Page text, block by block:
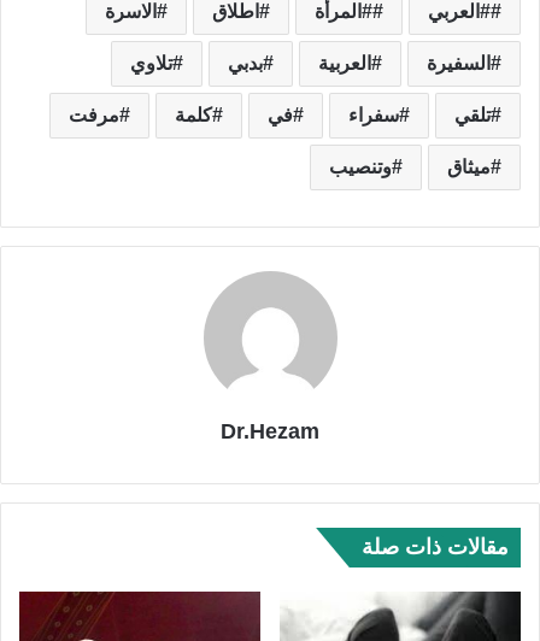
#العربي #المرأة اطلاق الاسرة
السفيرة العربية بدبي تلاوي
تلقي سفراء في كلمة مرفت
ميثاق وتنصيب
Dr.Hezam
مقالات ذات صلة